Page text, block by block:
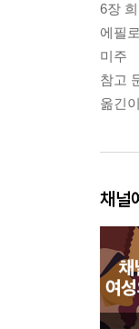
6장
에필
미주
참고
옮긴
채널